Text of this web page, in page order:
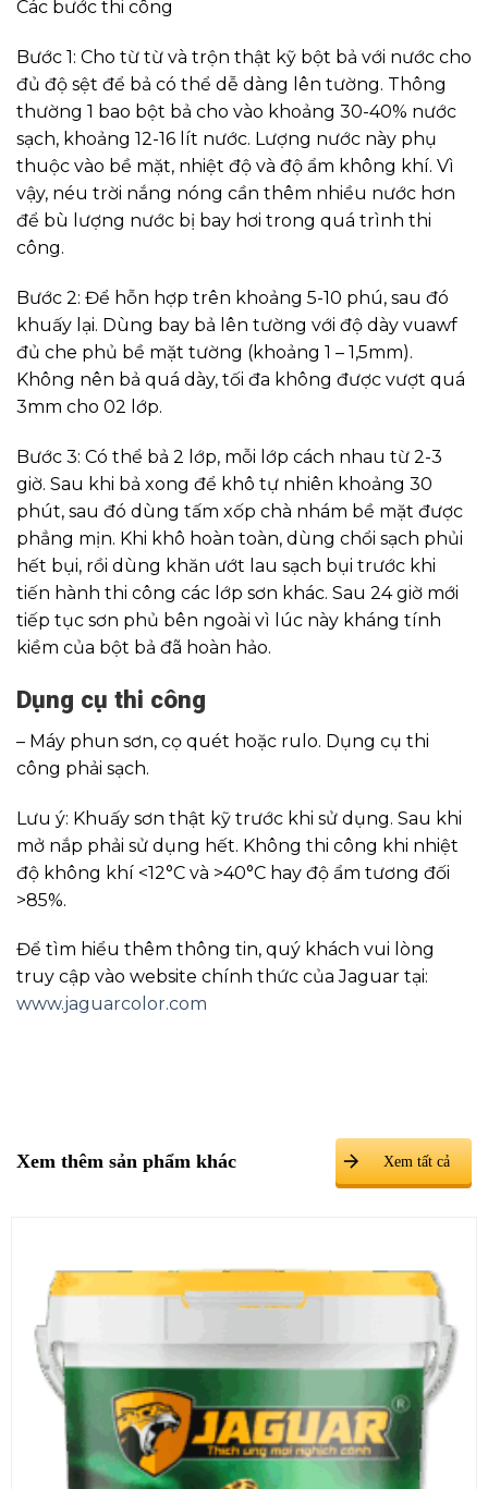
Các bước thi công
Bước 1: Cho từ từ và trộn thật kỹ bột bả với nước cho
đủ độ sệt để bả có thể dễ dàng lên tường. Thông
thường 1 bao bột bả cho vào khoảng 30-40% nước
sạch, khoảng 12-16 lít nước. Lượng nước này phụ
thuộc vào bề mặt, nhiệt độ và độ ẩm không khí. Vì
vậy, néu trời nắng nóng cần thêm nhiều nước hơn
để bù lượng nước bị bay hơi trong quá trình thi
công.
Bước 2: Để hỗn hợp trên khoảng 5-10 phú, sau đó
khuấy lại. Dùng bay bả lên tường với độ dày vuawf
đủ che phủ bề mặt tường (khoảng 1 – 1,5mm).
Không nên bả quá dày, tối đa không được vượt quá
3mm cho 02 lớp.
Bước 3: Có thể bả 2 lớp, mỗi lớp cách nhau từ 2-3
giờ. Sau khi bả xong để khô tự nhiên khoảng 30
phút, sau đó dùng tấm xốp chà nhám bề mặt được
phẳng mịn. Khi khô hoàn toàn, dùng chổi sạch phủi
hết bụi, rồi dùng khăn ướt lau sạch bụi trước khi
tiến hành thi công các lớp sơn khác. Sau 24 giờ mới
tiếp tục sơn phủ bên ngoài vì lúc này kháng tính
kiềm của bột bả đã hoàn hảo.
Dụng cụ thi công
– Máy phun sơn, cọ quét hoặc rulo. Dụng cụ thi
công phải sạch.
Lưu ý: Khuấy sơn thật kỹ trước khi sử dụng. Sau khi
mở nắp phải sử dụng hết. Không thi công khi nhiệt
độ không khí <12°C và >40°C hay độ ẩm tương đối
>85%.
Để tìm hiểu thêm thông tin, quý khách vui lòng
truy cập vào website chính thức của Jaguar tại:
www.jaguarcolor.com
Xem thêm sản phẩm khác Xem tất cả